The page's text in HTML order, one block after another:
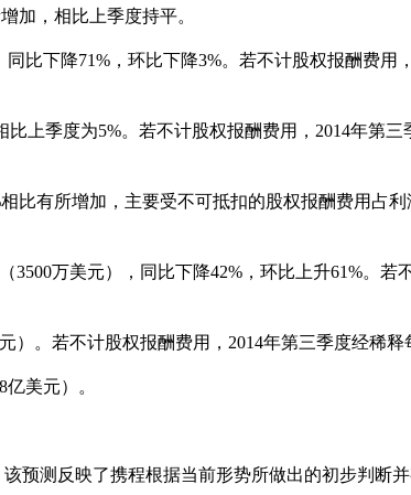
加，相比上季度持平。
同比下降71% ，环比下降3%。若不计股权报酬费用，
比上季度为5%。若不计股权报酬费用， 2014年第三
相比有所增加，主要受不可抵扣的股权报酬费用占
3500万美元），同比下降42% ，环比上升61%。若
）。若不计股权报酬费用， 2014年第三季度经稀释
亿美元）。
该预测反映了携程根据当前形势所做出的初步判断并